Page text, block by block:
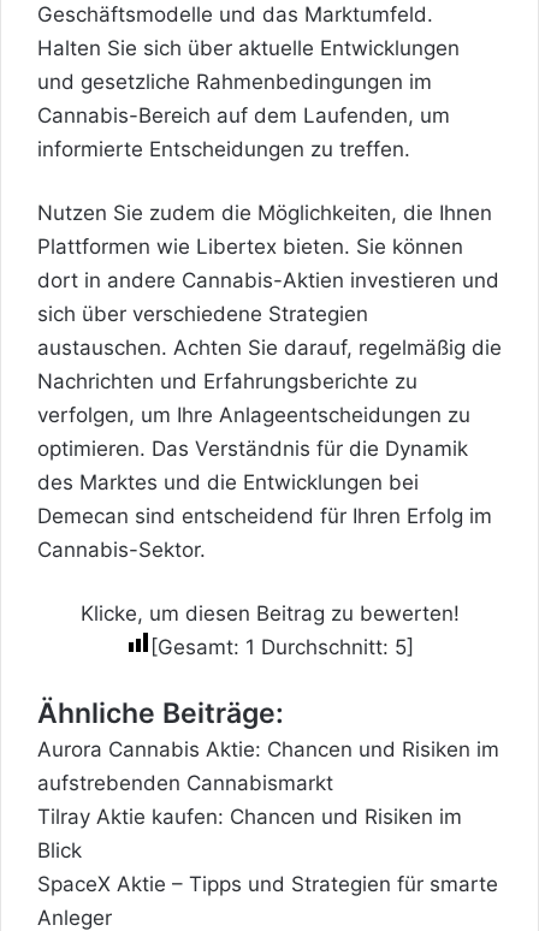
Geschäftsmodelle und das Marktumfeld.
Halten Sie sich über aktuelle Entwicklungen
und gesetzliche Rahmenbedingungen im
Cannabis-Bereich auf dem Laufenden, um
informierte Entscheidungen zu treffen.
Nutzen Sie zudem die Möglichkeiten, die Ihnen
Plattformen wie Libertex bieten. Sie können
dort in andere Cannabis-Aktien investieren und
sich über verschiedene Strategien
austauschen. Achten Sie darauf, regelmäßig die
Nachrichten und Erfahrungsberichte zu
verfolgen, um Ihre Anlageentscheidungen zu
optimieren. Das Verständnis für die Dynamik
des Marktes und die Entwicklungen bei
Demecan sind entscheidend für Ihren Erfolg im
Cannabis-Sektor.
Klicke, um diesen Beitrag zu bewerten!
[Gesamt: 1 Durchschnitt: 5]
Ähnliche Beiträge:
Aurora Cannabis Aktie: Chancen und Risiken im
aufstrebenden Cannabismarkt
Tilray Aktie kaufen: Chancen und Risiken im
Blick
SpaceX Aktie – Tipps und Strategien für smarte
Anleger